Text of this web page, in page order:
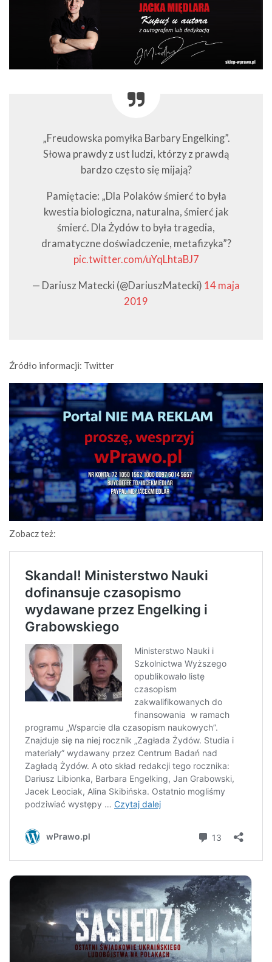
„Freudowska pomyłka Barbary Engelking”.
Słowa prawdy z ust ludzi, którzy z prawdą
bardzo często się mijają?
Pamiętacie: „Dla Polaków śmierć to była
kwestia biologiczna, naturalna, śmierć jak
śmierć. Dla Żydów to była tragedia,
dramatyczne doświadczenie, metafizyka”?
pic.twitter.com/uYqLhtaBJ7
— Dariusz Matecki (@DariuszMatecki) 14 maja
2019
Źródło informacji: Twitter
Zobacz też: